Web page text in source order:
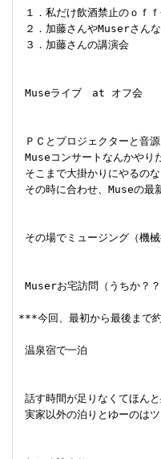
１．私だけ飲酒禁止のｏｆｆ
２．加藤さんやMuserさん
３．加藤さんの講演会
Museライブ　at オフ会
ＰＣとプロジェクターと音
Museコンサートなんかやり
そこまで大掛かりにやるの
その時に合わせ、Museの最
その場でミュージング（機械
Muserお宅訪問（うちか？？
***今回、最初から最後まで
温泉宿で一泊
話す時間が足りなくてほん
実家以外の泊りとゆーのはツ